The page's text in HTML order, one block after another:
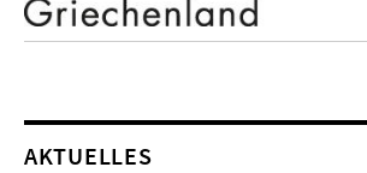
AKTUELLES